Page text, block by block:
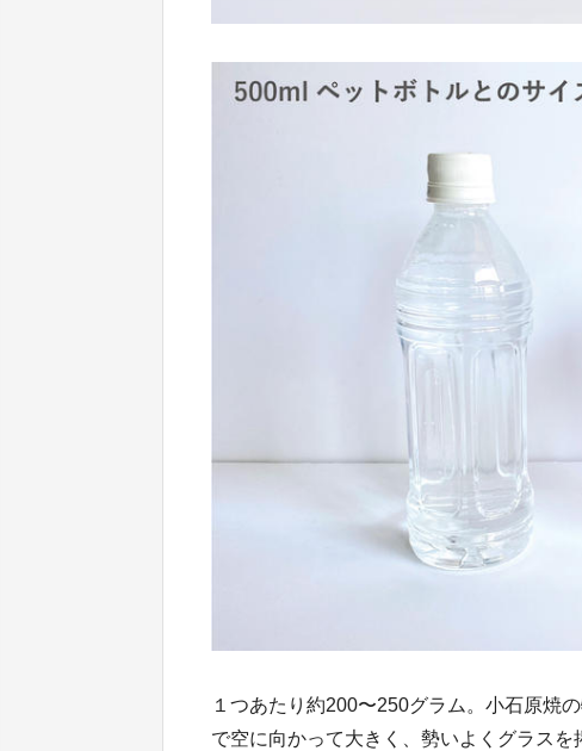
１つあたり約200〜250グラム。小石原焼
で空に向かって大きく、勢いよくグラス